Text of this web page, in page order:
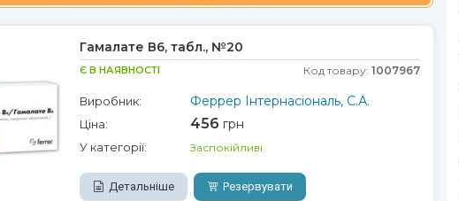
Гамалате В6, табл., №20
Є В НАЯВНОСТІ Код товару: 1007967
Виробник: Феррер Інтернасіональ, С.А.
Ціна: 456 грн
У категорії: Заспокійливі
Детальніше Резервувати